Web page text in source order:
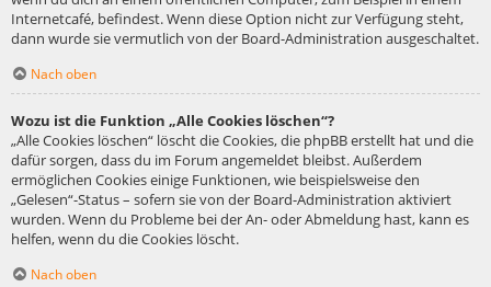
Internetcafé, befindest. Wenn diese Option nicht zur Verfügung steht,
dann wurde sie vermutlich von der Board-Administration ausgeschaltet.
Nach oben
Wozu ist die Funktion „Alle Cookies löschen“?
„Alle Cookies löschen“ löscht die Cookies, die phpBB erstellt hat und die
dafür sorgen, dass du im Forum angemeldet bleibst. Außerdem
ermöglichen Cookies einige Funktionen, wie beispielsweise den
„Gelesen“-Status – sofern sie von der Board-Administration aktiviert
wurden. Wenn du Probleme bei der An- oder Abmeldung hast, kann es
helfen, wenn du die Cookies löscht.
Nach oben